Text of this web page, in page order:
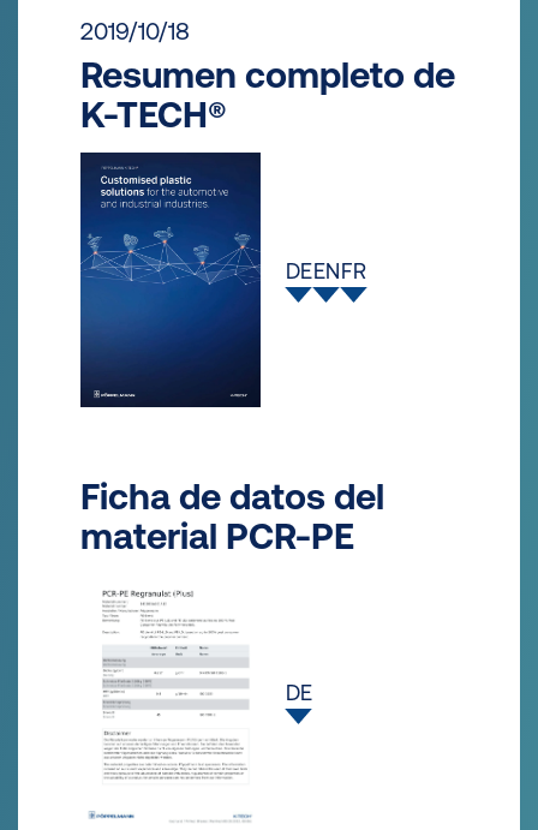
2019/10/18
Resumen completo de
K-TECH®
DEENFR
Ficha de datos del
material PCR-PE
DE